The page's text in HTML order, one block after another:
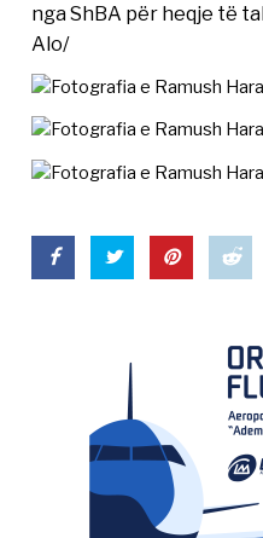
nga ShBA për heqje të
Alo/